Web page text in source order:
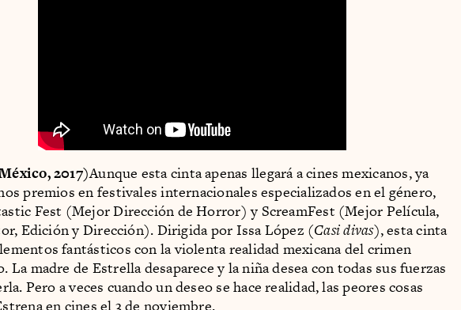
2017)Aunque esta cinta apenas llegará a cines mexicanos, ya
premios en festivales internacionales especializados en el género,
Fest (Mejor Dirección de Horror) y ScreamFest (Mejor Película,
Edición y Dirección). Dirigida por Issa López (Casi divas), esta cinta
fantásticos con la violenta realidad mexicana del crimen
La madre de Estrella desaparece y la niña desea con todas sus fuerzas
Pero a veces cuando un deseo se hace realidad, las peores cosas
en cines el 3 de noviembre.